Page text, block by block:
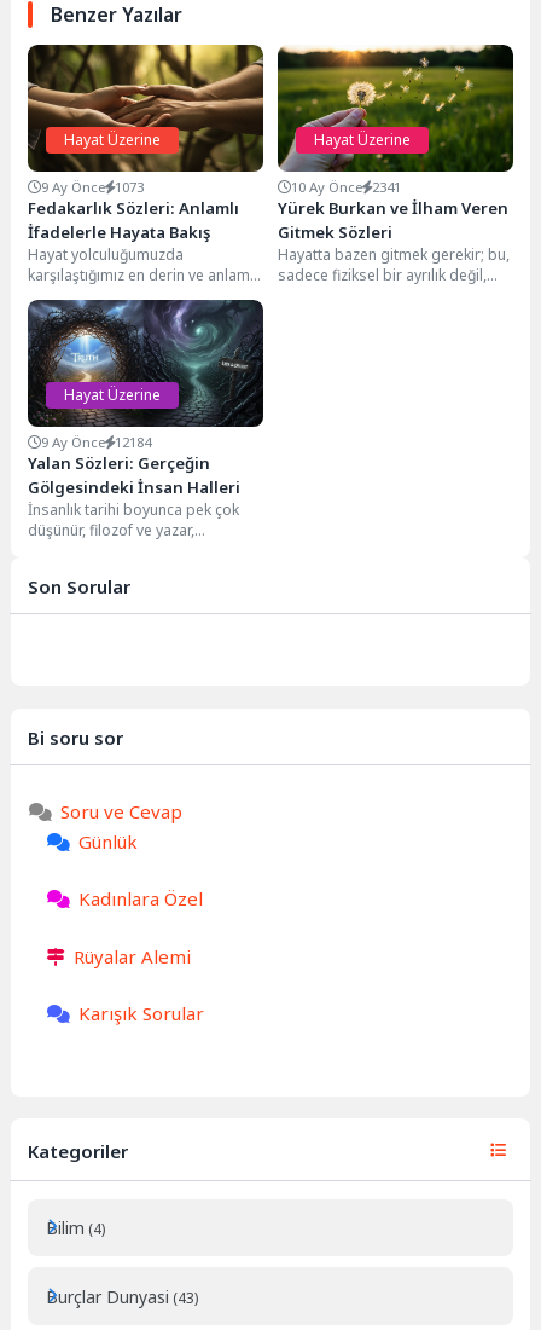
Benzer Yazılar
Hayat Üzerine
9 Ay Önce 1073
Fedakarlık Sözleri: Anlamlı
İfadelerle Hayata Bakış
Hayat yolculuğumuzda
karşılaştığımız en derin ve anlamlı
kavramlardan biri şüphesiz
fedakarlıktır. Kendi
isteklerimizden, konforumuzdan
veya...
Hayat Üzerine
10 Ay Önce 2341
Yürek Burkan ve İlham Veren
Gitmek Sözleri
Hayatta bazen gitmek gerekir; bu,
sadece fiziksel bir ayrılık değil,
Hayat Üzerine
9 Ay Önce 12184
Yalan Sözleri: Gerçeğin
Gölgesindeki İnsan Halleri
İnsanlık tarihi boyunca pek çok
düşünür, filozof ve yazar,
Son Sorular
Bi soru sor
Soru ve Cevap
Günlük
Kadınlara Özel
Rüyalar Alemi
Karışık Sorular
Kategoriler
Bilim (4)
Burçlar Dunyasi (43)